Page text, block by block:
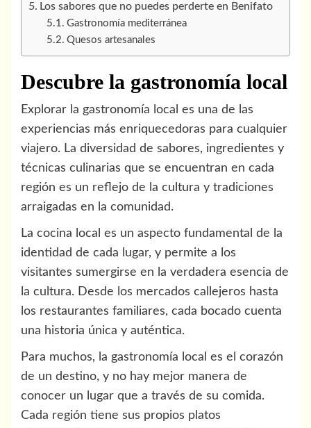
Los sabores que no puedes perderte en Benifato
Gastronomía mediterránea
Quesos artesanales
Descubre la gastronomía local
Explorar la gastronomía local es una de las
experiencias más enriquecedoras para cualquier
viajero. La diversidad de sabores, ingredientes y
técnicas culinarias que se encuentran en cada
región es un reflejo de la cultura y tradiciones
arraigadas en la comunidad.
La cocina local es un aspecto fundamental de la
identidad de cada lugar, y permite a los
visitantes sumergirse en la verdadera esencia de
la cultura. Desde los mercados callejeros hasta
los restaurantes familiares, cada bocado cuenta
una historia única y auténtica.
Para muchos, la gastronomía local es el corazón
de un destino, y no hay mejor manera de
conocer un lugar que a través de su comida.
Cada región tiene sus propios platos